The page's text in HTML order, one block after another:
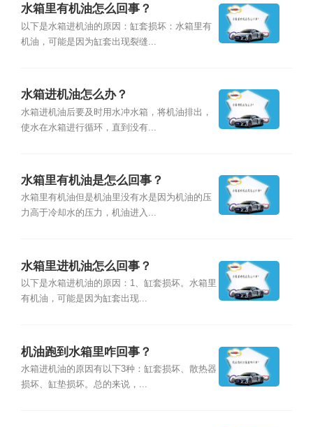
水箱里有机油怎么回事？
以下是水箱进机油的原因：缸套损坏：水箱里有
机油，可能是因为缸套出现裂缝...
水箱进机油怎么办？
水箱进机油后要及时用水冲水箱，将机油排出，
使水在水箱进行循环，直到没有...
水箱里有机油是怎么回事？
水箱里有机油但是机油里没有水是因为机油的压
力高于冷却水的压力，机油进入...
水箱里进机油怎么回事？
以下是水箱进机油的原因：1、缸套损坏。水箱里
有机油，可能是因为缸套出现...
机油跑到水箱里咋回事？
水箱进机油的原因有以下3种：缸套损坏、散热器
损坏、缸垫损坏。总的来说，...